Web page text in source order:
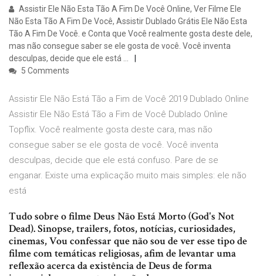
Assistir Ele Não Esta Tão A Fim De Você Online, Ver Filme Ele
Não Esta Tão A Fim De Você, Assistir Dublado Grátis Ele Não Esta
Tão A Fim De Você. e Conta que Você realmente gosta deste dele,
mas não consegue saber se ele gosta de você. Você inventa
desculpas, decide que ele está …
5 Comments
Assistir Ele Não Está Tão a Fim de Você 2019 Dublado Online
Assistir Ele Não Está Tão a Fim de Você Dublado Online
Topflix. Você realmente gosta deste cara, mas não
consegue saber se ele gosta de você. Você inventa
desculpas, decide que ele está confuso. Pare de se
enganar. Existe uma explicação muito mais simples: ele não
está
Tudo sobre o filme Deus Não Está Morto (God's Not
Dead). Sinopse, trailers, fotos, notícias, curiosidades,
cinemas, Vou confessar que não sou de ver esse tipo de
filme com temáticas religiosas, afim de levantar uma
reflexão acerca da existência de Deus de forma